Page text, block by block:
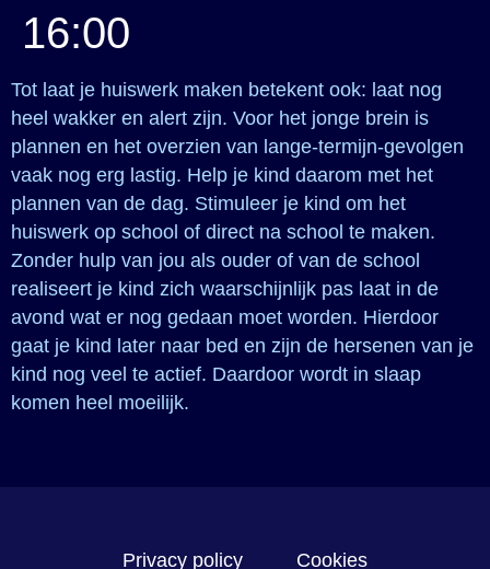
16:00
Tot laat je huiswerk maken betekent ook: laat nog
heel wakker en alert zijn. Voor het jonge brein is
plannen en het overzien van lange-termijn-gevolgen
vaak nog erg lastig. Help je kind daarom met het
plannen van de dag. Stimuleer je kind om het
huiswerk op school of direct na school te maken.
Zonder hulp van jou als ouder of van de school
realiseert je kind zich waarschijnlijk pas laat in de
avond wat er nog gedaan moet worden. Hierdoor
gaat je kind later naar bed en zijn de hersenen van je
kind nog veel te actief. Daardoor wordt in slaap
komen heel moeilijk.
Privacy policy Cookies